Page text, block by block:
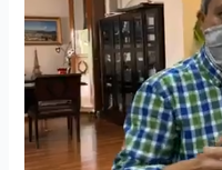
que
no
respeten
medidas,
serán
clausurados